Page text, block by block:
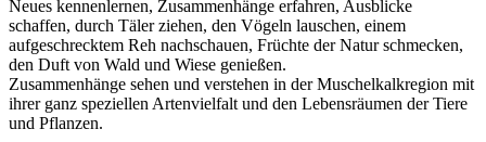
Neues kennenlernen, Zusammenhänge erfahren, Ausblicke
schaffen, durch Täler ziehen, den Vögeln lauschen, einem
aufgeschrecktem Reh nachschauen, Früchte der Natur schmecken,
den Duft von Wald und Wiese genießen.
Zusammenhänge sehen und verstehen in der Muschelkalkregion mit
ihrer ganz speziellen Artenvielfalt und den Lebensräumen der Tiere
und Pflanzen.